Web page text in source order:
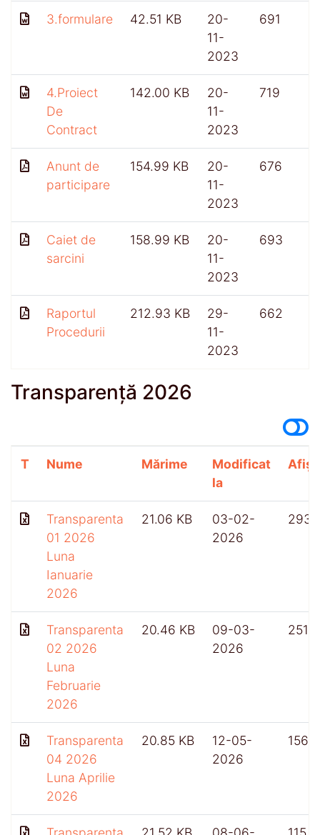
3.formulare 42.51 KB
20-
11-
2023
691
4.Proiect
De
Contract
142.00 KB
20-
11-
2023
719
Anunt de
participare
154.99 KB
20-
11-
2023
676
Caiet de
sarcini
158.99 KB
20-
11-
2023
693
Raportul
Procedurii
212.93 KB
29-
11-
2023
662
Transparență 2026
T Nume Mărime
Modificat
la
Transparenta
01 2026
Luna
Ianuarie
2026
21.06 KB
03-02-
2026
293
Transparenta
02 2026
Luna
Februarie
2026
20.46 KB
09-03-
2026
251
Transparenta
04 2026
Luna Aprilie
2026
20.85 KB
12-05-
2026
156